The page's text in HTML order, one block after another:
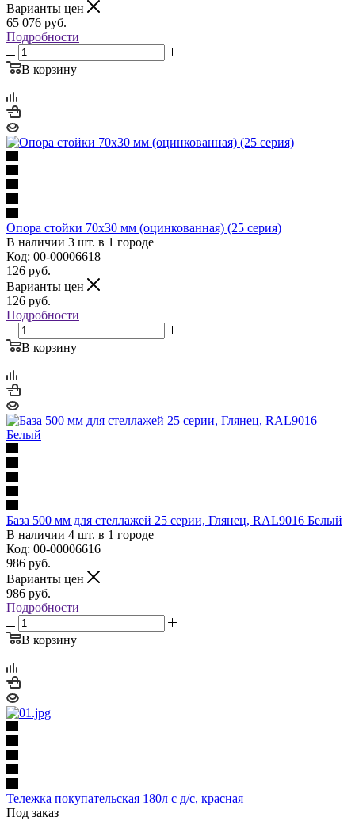
Варианты цен
65 076 руб.
Подробности
В корзину
Опора стойки 70х30 мм (оцинкованная) (25 серия)
В наличии 3 шт. в 1 городе
Код: 00-00006618
126 руб.
Варианты цен
126 руб.
Подробности
В корзину
База 500 мм для стеллажей 25 серии, Глянец, RAL9016 Белый
В наличии 4 шт. в 1 городе
Код: 00-00006616
986 руб.
Варианты цен
986 руб.
Подробности
В корзину
Тележка покупательская 180л с д/с, красная
Под заказ